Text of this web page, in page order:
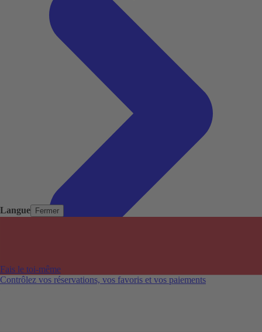
Langue Fermer
Fais le toi-même
Contrôlez vos réservations, vos favoris et vos paiements
Aéroports populaires
Villes populaires
Australie